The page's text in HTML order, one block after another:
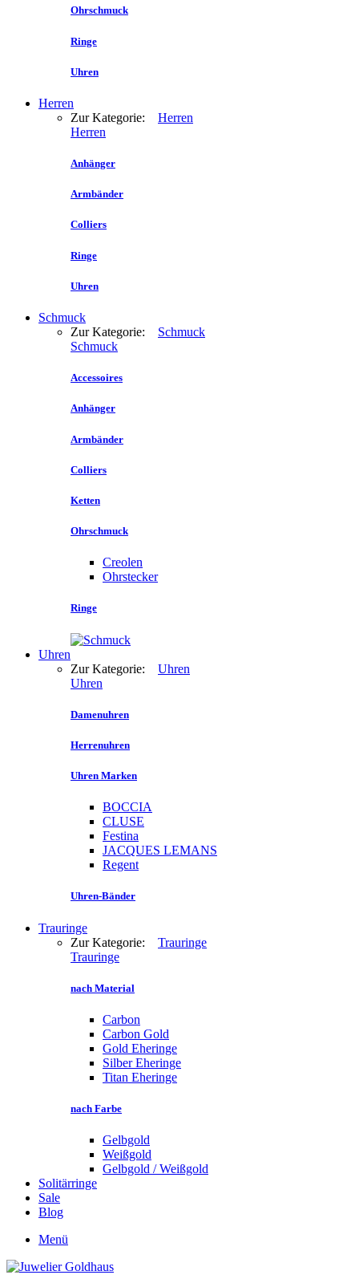
Ohrschmuck
Ringe
Uhren
Herren
Zur Kategorie: Herren
Herren
Anhänger
Armbänder
Colliers
Ringe
Uhren
Schmuck
Zur Kategorie: Schmuck
Schmuck
Accessoires
Anhänger
Armbänder
Colliers
Ketten
Ohrschmuck
Creolen
Ohrstecker
Ringe
Uhren
Zur Kategorie: Uhren
Uhren
Damenuhren
Herrenuhren
Uhren Marken
BOCCIA
CLUSE
Festina
JACQUES LEMANS
Regent
Uhren-Bänder
Trauringe
Zur Kategorie: Trauringe
Trauringe
nach Material
Carbon
Carbon Gold
Gold Eheringe
Silber Eheringe
Titan Eheringe
nach Farbe
Gelbgold
Weißgold
Gelbgold / Weißgold
Solitärringe
Sale
Blog
Menü